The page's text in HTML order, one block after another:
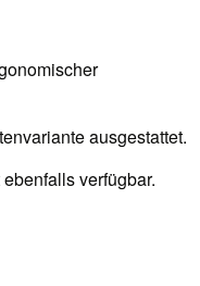
ausgestattet.
verfügbar.